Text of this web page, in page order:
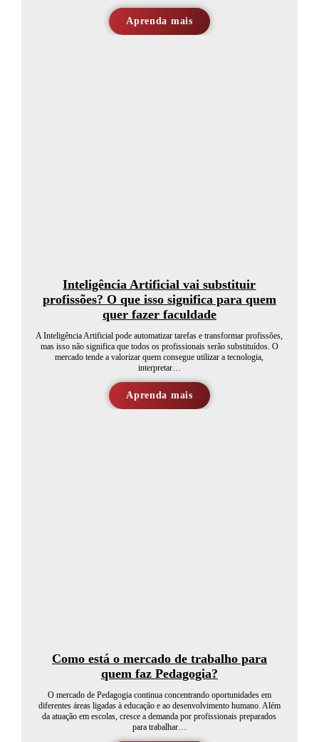
Aprenda mais
Inteligência Artificial vai substituir
profissões? O que isso significa para quem
quer fazer faculdade
A Inteligência Artificial pode automatizar tarefas e transformar profissões,
mas isso não significa que todos os profissionais serão substituídos. O
mercado tende a valorizar quem consegue utilizar a tecnologia,
interpretar…
Aprenda mais
Como está o mercado de trabalho para
quem faz Pedagogia?
O mercado de Pedagogia continua concentrando oportunidades em
diferentes áreas ligadas à educação e ao desenvolvimento humano. Além
da atuação em escolas, cresce a demanda por profissionais preparados
para trabalhar…